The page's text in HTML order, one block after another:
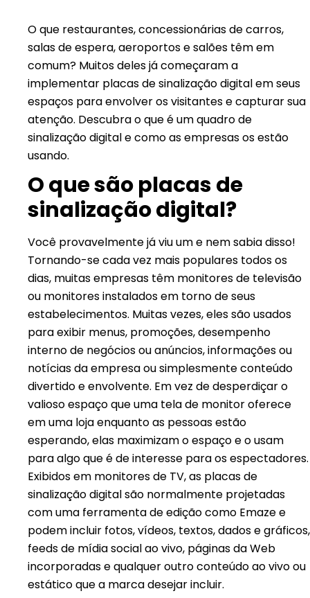
O que restaurantes, concessionárias de carros,
salas de espera, aeroportos e salões têm em
comum? Muitos deles já começaram a
implementar placas de sinalização digital em seus
espaços para envolver os visitantes e capturar sua
atenção. Descubra o que é um quadro de
sinalização digital e como as empresas os estão
usando.
O que são placas de
sinalização digital?
Você provavelmente já viu um e nem sabia disso!
Tornando-se cada vez mais populares todos os
dias, muitas empresas têm monitores de televisão
ou monitores instalados em torno de seus
estabelecimentos. Muitas vezes, eles são usados ​​
para exibir menus, promoções, desempenho
interno de negócios ou anúncios, informações ou
notícias da empresa ou simplesmente conteúdo
divertido e envolvente. Em vez de desperdiçar o
valioso espaço que uma tela de monitor oferece
em uma loja enquanto as pessoas estão
esperando, elas maximizam o espaço e o usam
para algo que é de interesse para os espectadores.
Exibidos em monitores de TV, as placas de
sinalização digital são normalmente projetadas
com uma ferramenta de edição como Emaze e
podem incluir fotos, vídeos, textos, dados e gráficos,
feeds de mídia social ao vivo, páginas da Web
incorporadas e qualquer outro conteúdo ao vivo ou
estático que a marca desejar incluir.